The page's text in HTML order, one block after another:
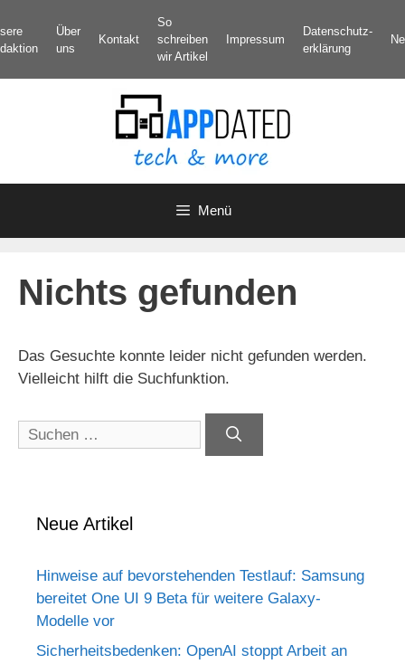
Inhalt
springen
Über
uns
Kontakt
So
schreiben
wir Artikel
Impressum
Datenschutz­
erklärung
Menü
Nichts gefunden
Das Gesuchte konnte leider nicht gefunden werden.
Vielleicht hilft die Suchfunktion.
Suchen
nach:
Neue Artikel
Hinweise auf bevorstehenden Testlauf: Samsung
bereitet One UI 9 Beta für weitere Galaxy-
Modelle vor
Sicherheitsbedenken: OpenAI stoppt Arbeit an